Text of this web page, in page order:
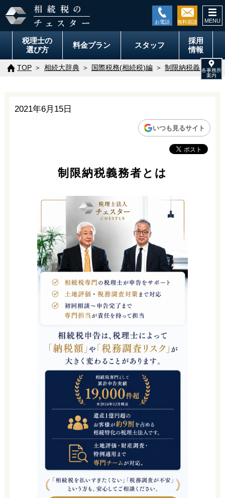
税理士の
選び方
料金プラン スタッフ
採用
情報
TOP 相続大辞典 国際税務(相続税)編 制限納税義務者と
2021年6月15日
いつも見るサイト
制限納税義務者とは